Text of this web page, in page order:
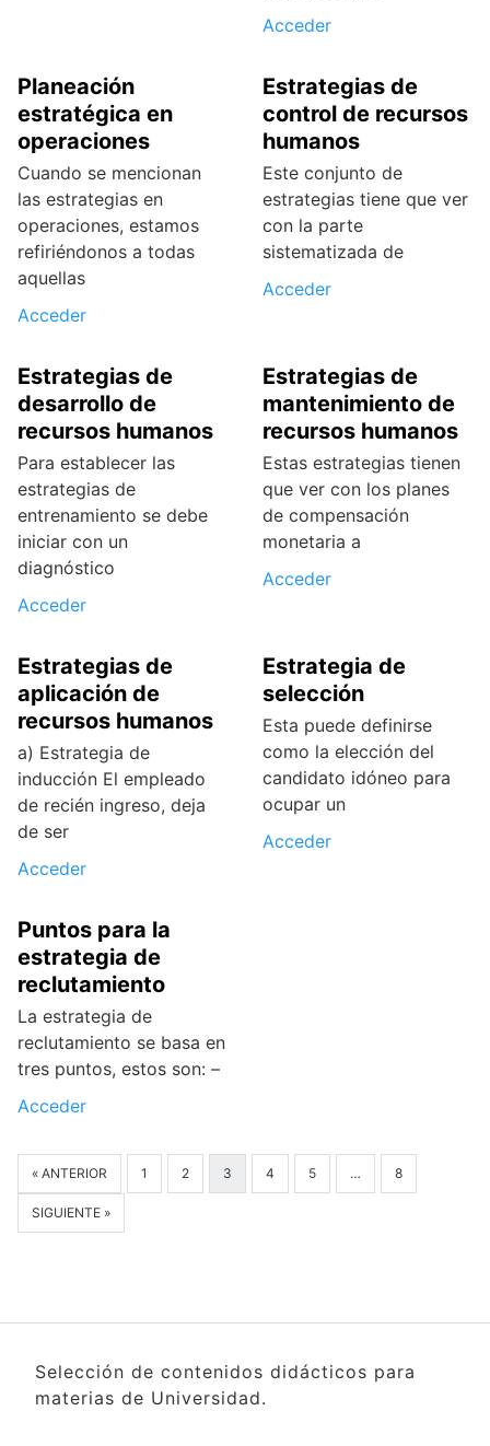
Acceder
Planeación
estratégica en
operaciones
Cuando se mencionan
las estrategias en
operaciones, estamos
refiriéndonos a todas
aquellas
Acceder
Estrategias de
control de recursos
humanos
Este conjunto de
estrategias tiene que ver
con la parte
sistematizada de
Acceder
Estrategias de
desarrollo de
recursos humanos
Para establecer las
estrategias de
entrenamiento se debe
iniciar con un
diagnóstico
Acceder
Estrategias de
mantenimiento de
recursos humanos
Estas estrategias tienen
que ver con los planes
de compensación
monetaria a
Acceder
Estrategias de
aplicación de
recursos humanos
a) Estrategia de
inducción El empleado
de recién ingreso, deja
de ser
Acceder
Estrategia de
selección
Esta puede definirse
como la elección del
candidato idóneo para
ocupar un
Acceder
Puntos para la
estrategia de
reclutamiento
La estrategia de
reclutamiento se basa en
tres puntos, estos son: –
Acceder
« ANTERIOR 1 2 3 4 5 … 8
SIGUIENTE »
Selección de contenidos didácticos para
materias de Universidad.